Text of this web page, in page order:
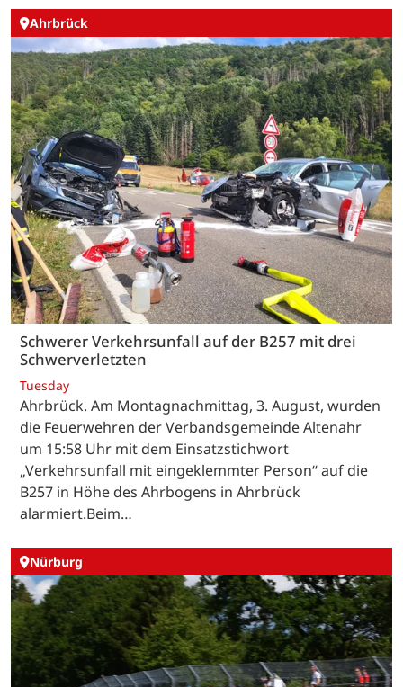
Ahrbrück
Schwerer Verkehrsunfall auf der B257 mit drei
Schwerverletzten
Tuesday
Ahrbrück. Am Montagnachmittag, 3. August, wurden
die Feuerwehren der Verbandsgemeinde Altenahr
um 15:58 Uhr mit dem Einsatzstichwort
„Verkehrsunfall mit eingeklemmter Person“ auf die
B257 in Höhe des Ahrbogens in Ahrbrück
alarmiert.Beim…
Nürburg